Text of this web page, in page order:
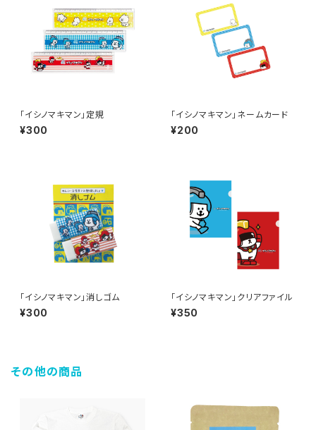
「イシノマキマン」定規
¥300
「イシノマキマン」ネームカード
¥200
「イシノマキマン」消しゴム
¥300
「イシノマキマン」クリアファイル
¥350
その他の商品